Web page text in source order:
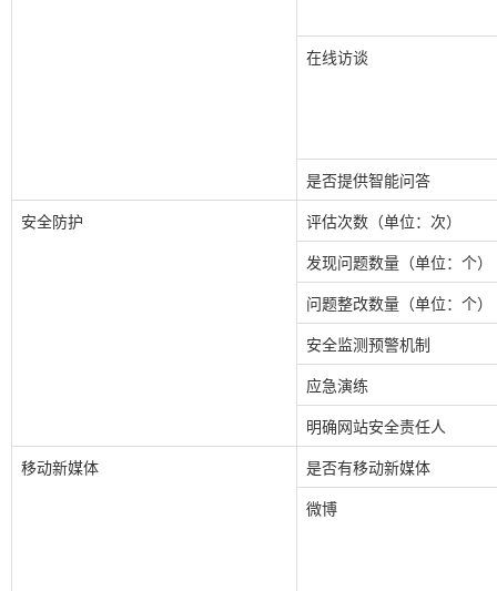
在线访谈
是否提供智能问答
安全防护
评估次数（单位：次）
发现问题数量（单位：个）
问题整改数量（单位：个）
安全监测预警机制
应急演练
明确网站安全责任人
移动新媒体
是否有移动新媒体
微博